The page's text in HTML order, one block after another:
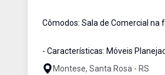
Cômodos: Sala de Comercial na
- Características: Móveis
Montese, Santa Rosa - RS